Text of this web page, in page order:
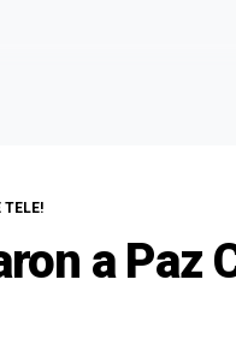
TELE!
a Paz